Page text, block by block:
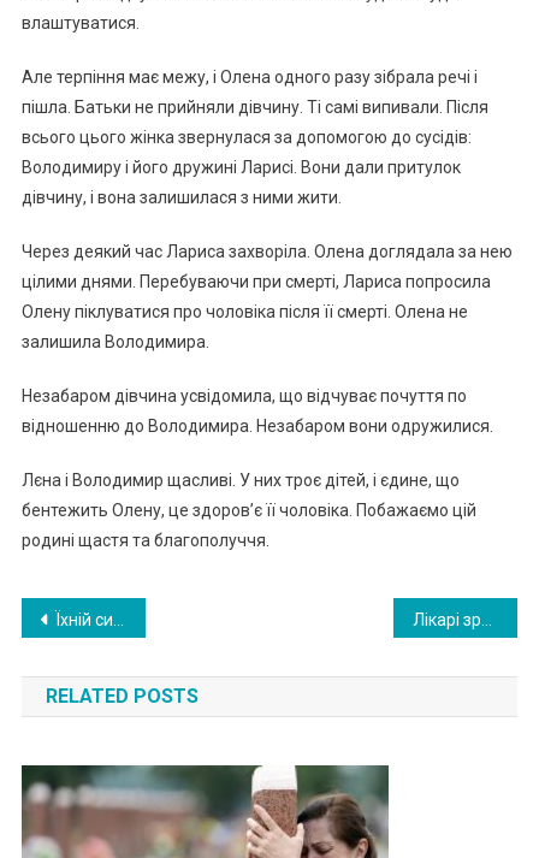
влаштуватися.
Але терпіння має межу, і Олена одного разу зібрала речі і
пішла. Батьки не прийняли дівчину. Ті самі випивали. Після
всього цього жінка звернулася за допомогою до сусідів:
Володимиру і його дружині Ларисі. Вони дали притулок
дівчину, і вона залишилася з ними жити.
Через деякий час Лариса захворіла. Олена доглядала за нею
цілими днями. Перебуваючи при смерті, Лариса попросила
Олену піклуватися про чоловіка після її смерті. Олена не
залишила Володимира.
Незабаром дівчина усвідомила, що відчуває почуття по
відношенню до Володимира. Незабаром вони одружилися.
Лєна і Володимир щасливі. У них троє дітей, і єдине, що
бентежить Олену, це здоров’є її чоловіка. Побажаємо цій
родині щастя та благополуччя.
Навигация
по
записям
Їхній син зник більше 2 років тому, та одного дня батькu відсунули шафy і все стало зроз уміло. ВIДЕО
RELATED POSTS